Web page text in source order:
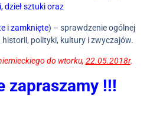
dzieł sztuki oraz
i zamknięte) – sprawdzenie ogólnej
polityki, kultury i zwyczajów.
do wtorku, 22.05.2018r.
zapraszamy !!!